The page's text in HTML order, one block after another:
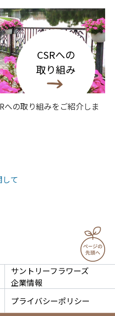
CSRへの
取り組み
への取り組みをご紹介しま
て
サントリーフラワーズ
企業情報
プライバシーポリシー